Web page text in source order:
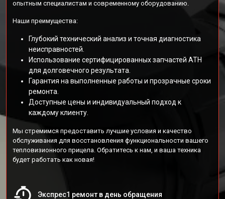
опытным специалистам и современному оборудованию.
Наши преимущества:
Глубокий технический анализ и точная диагностика
неисправностей.
Использование сертифицированных запчастей АТН
для долговечного результата.
Гарантия на выполненные работы и прозрачные сроки
ремонта.
Доступные цены и индивидуальный подход к
каждому клиенту.
Мы стремимся предоставить лучшие условия и качество
обслуживания для восстановления функциональности вашего
тепловизионного прицела. Обратитесь к нам, и ваша техника
будет работать как новая!
Экспрес1 ремонт в день обращения